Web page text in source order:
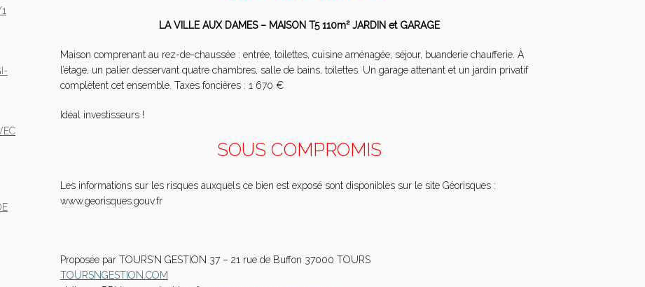
LA VILLE AUX DAMES – MAISON T5 110m² JARDIN et GARAGE
Maison comprenant au rez-de-chaussée : entrée, toilettes, cuisine aménagée, séjour, buanderie chaufferie. À
l’étage, un palier desservant quatre chambres, salle de bains, toilettes. Un garage attenant et un jardin privatif
complètent cet ensemble. Taxes foncières : 1 670 €
Idéal investisseurs !
SOUS COMPROMIS
Les informations sur les risques auxquels ce bien est exposé sont disponibles sur le site Géorisques :
www.georisques.gouv.fr
Proposée par TOURS’N GESTION 37 – 21 rue de Buffon 37000 TOURS
TOURSNGESTION.COM